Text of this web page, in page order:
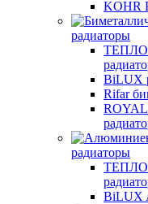
KOHR
радиаторы
BiLUX
Rifar
ROYAL
радиаторы
BiLUX